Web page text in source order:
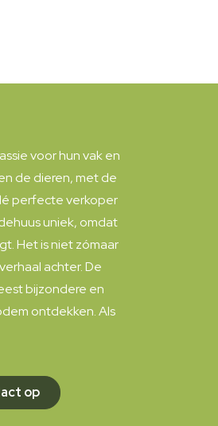
voor hun vak en
de dieren, met de
perfecte verkoper
uniek, omdat
Het is niet zómaar
achter. De
bijzondere en
ontdekken. Als
op